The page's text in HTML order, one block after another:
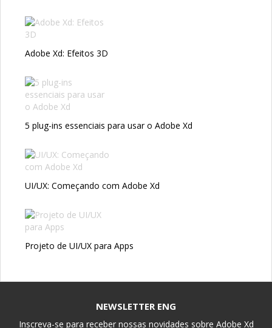
Adobe Xd: Efeitos 3D
5 plug-ins essenciais para usar o Adobe Xd
UI/UX: Começando com Adobe Xd
Projeto de UI/UX para Apps
NEWSLETTER ENG
Inscreva-se para receber nossas novidades sobre Adobe Xd